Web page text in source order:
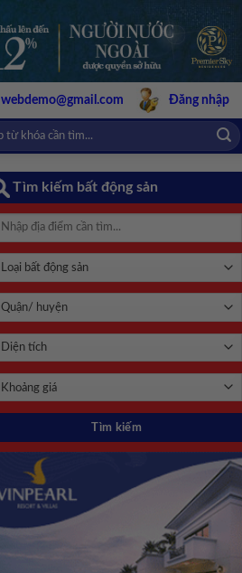
webdemo@gmail.com Đăng nhập
Tìm kiếm bất động sản